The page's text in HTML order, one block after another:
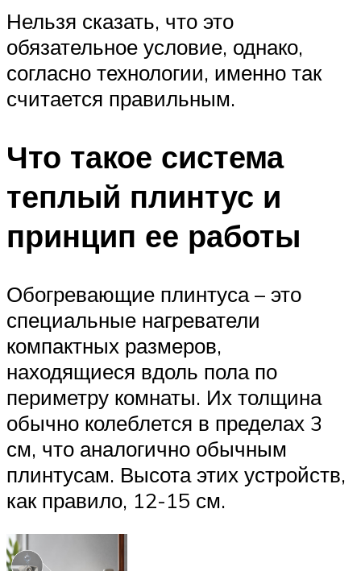
Нельзя сказать, что это
обязательное условие, однако,
согласно технологии, именно так
считается правильным.
Что такое система
теплый плинтус и
принцип ее работы
Обогревающие плинтуса – это
специальные нагреватели
компактных размеров,
находящиеся вдоль пола по
периметру комнаты. Их толщина
обычно колеблется в пределах 3
см, что аналогично обычным
плинтусам. Высота этих устройств,
как правило, 12-15 см.